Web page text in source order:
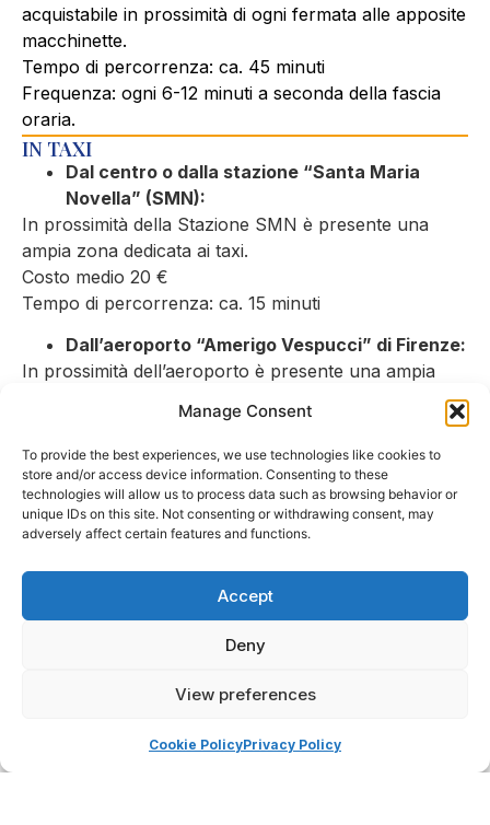
Manage Consent
To provide the best experiences, we use technologies like cookies to
store and/or access device information. Consenting to these
technologies will allow us to process data such as browsing behavior or
unique IDs on this site. Not consenting or withdrawing consent, may
adversely affect certain features and functions.
Accept
Deny
View preferences
Cookie PolicyPrivacy Policy
acquistabile in prossimità di ogni fermata alle apposite
macchinette.
Tempo di percorrenza: ca. 45 minuti
Frequenza: ogni 6-12 minuti a seconda della fascia
oraria.
IN TAXI
Dal centro o dalla stazione “Santa Maria
Novella” (SMN):
In prossimità della Stazione SMN è presente una
ampia zona dedicata ai taxi.
Costo medio 20 €
Tempo di percorrenza: ca. 15 minuti
Dall’aeroporto “Amerigo Vespucci” di Firenze:
In prossimità dell’aeroporto è presente una ampia
Tempo di percorrenza: ca. 20 minuti
IN AUTO
Dall’autostrada A1:uscita Firenze Nord,
proseguire in direzione Firenze centro, quindi,
seguire le indicazioni per la zona ospedaliera di
Dall’autostrada A11 – Firenze Mare:
indicazioni per il centro e poi zona ospedaliera